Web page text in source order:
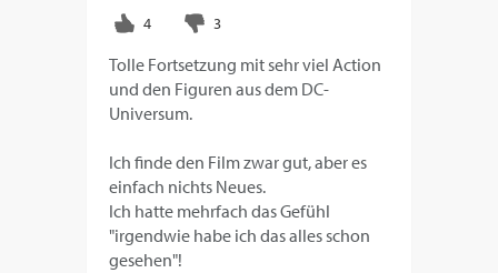
Tolle Fortsetzung mit sehr viel Action
und den Figuren aus dem DC-
Universum.
Ich finde den Film zwar gut, aber es
einfach nichts Neues.
Ich hatte mehrfach das Gefühl
"irgendwie habe ich das alles schon
gesehen"!